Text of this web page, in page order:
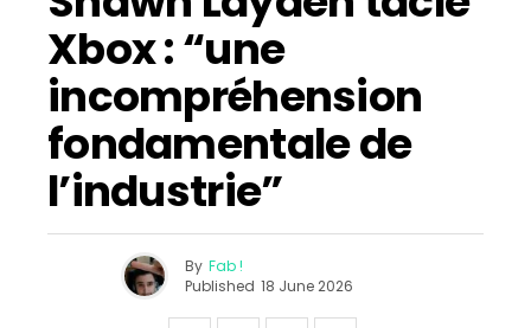
Xbox : “une
incompréhension
fondamentale de
l’industrie”
By Fab !
Published 18 June 2026